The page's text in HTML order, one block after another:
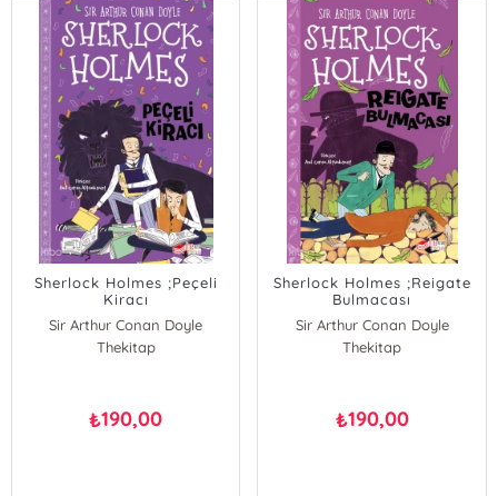
Sherlock Holmes ;Peçeli
Kiracı
Sir Arthur Conan Doyle
Thekitap
₺190,00
Sherlock Holmes ;Reigate
Bulmacası
Sir Arthur Conan Doyle
Thekitap
₺190,00